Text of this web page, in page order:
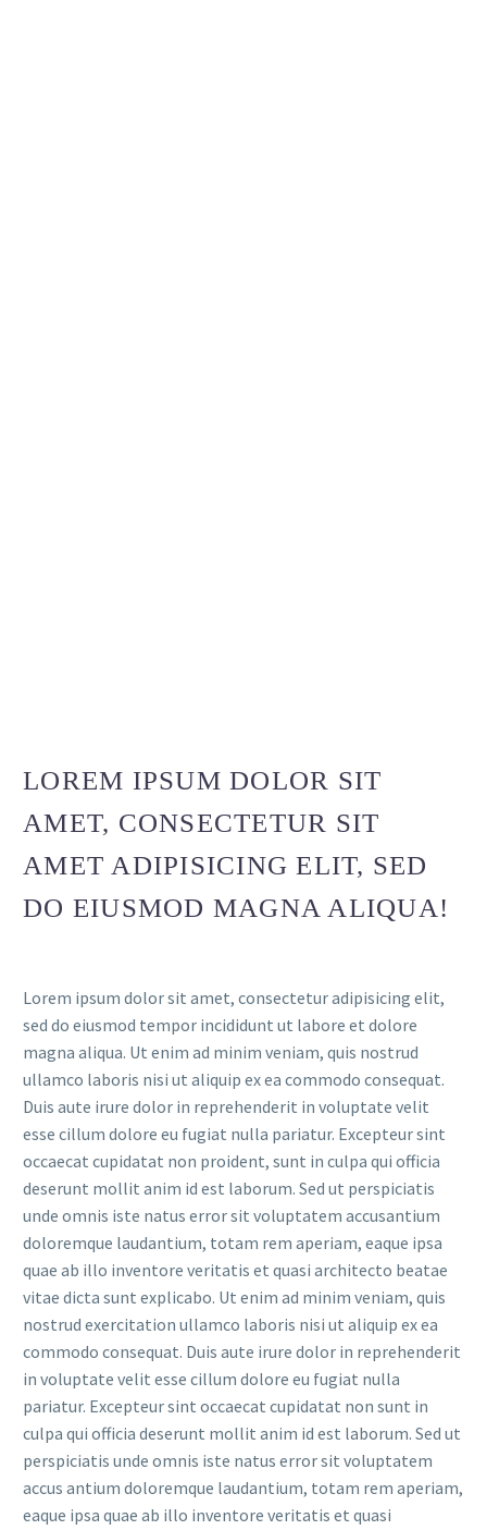
LOREM IPSUM DOLOR SIT
AMET, CONSECTETUR SIT
AMET ADIPISICING ELIT, SED
DO EIUSMOD MAGNA ALIQUA!
Lorem ipsum dolor sit amet, consectetur adipisicing elit,
sed do eiusmod tempor incididunt ut labore et dolore
magna aliqua. Ut enim ad minim veniam, quis nostrud
ullamco laboris nisi ut aliquip ex ea commodo consequat.
Duis aute irure dolor in reprehenderit in voluptate velit
esse cillum dolore eu fugiat nulla pariatur. Excepteur sint
occaecat cupidatat non proident, sunt in culpa qui officia
deserunt mollit anim id est laborum. Sed ut perspiciatis
unde omnis iste natus error sit voluptatem accusantium
doloremque laudantium, totam rem aperiam, eaque ipsa
quae ab illo inventore veritatis et quasi architecto beatae
vitae dicta sunt explicabo. Ut enim ad minim veniam, quis
nostrud exercitation ullamco laboris nisi ut aliquip ex ea
commodo consequat. Duis aute irure dolor in reprehenderit
in voluptate velit esse cillum dolore eu fugiat nulla
pariatur. Excepteur sint occaecat cupidatat non sunt in
culpa qui officia deserunt mollit anim id est laborum. Sed ut
perspiciatis unde omnis iste natus error sit voluptatem
accus antium doloremque laudantium, totam rem aperiam,
eaque ipsa quae ab illo inventore veritatis et quasi